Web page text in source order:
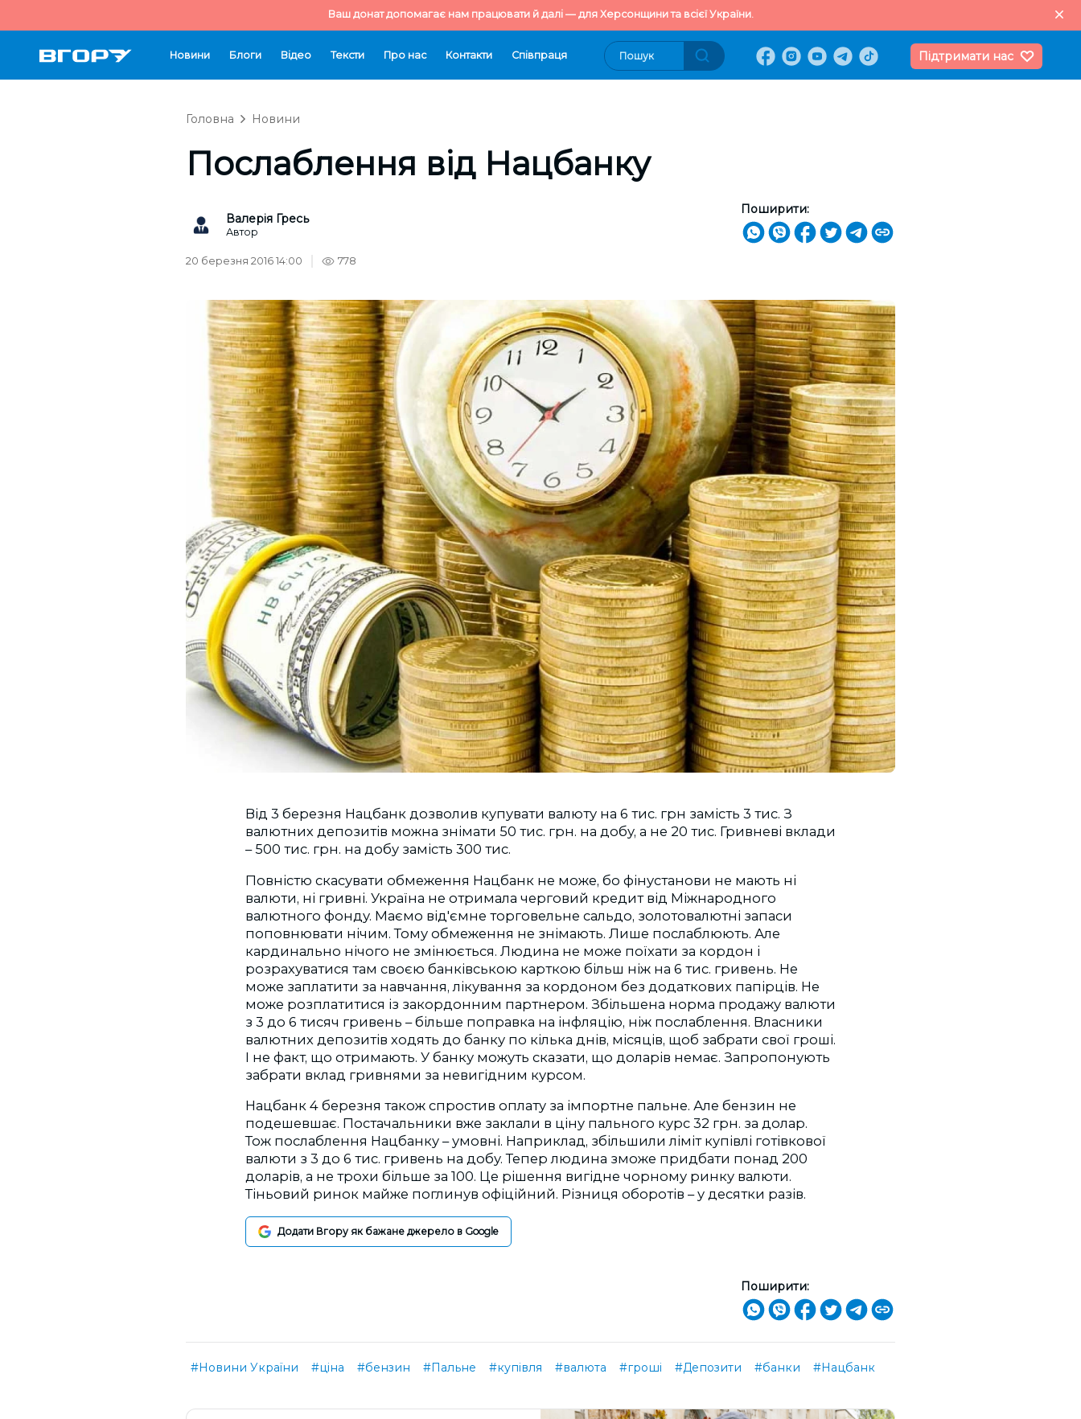
Ваш донат допомагає нам працювати й далі — для Херсонщини та всієї України.
Новини Блоги Відео Тексти Про нас Контакти Cпівпраця Підтримати нас
Головна Новини
Послаблення від Нацбанку
Валерія Гресь
Автор
Поширити:
20 березня 2016 14:00 778
Від 3 березня Нацбанк дозволив купувати валюту на 6 тис. грн замість 3 тис. З
валютних депозитів можна знімати 50 тис. грн. на добу, а не 20 тис. Гривневі вклади
– 500 тис. грн. на добу замість 300 тис.
Повністю скасувати обмеження Нацбанк не може, бо фінустанови не мають ні
валюти, ні гривні. Україна не отримала черговий кредит від Міжнародного
валютного фонду. Маємо від'ємне торговельне сальдо, золотовалютні запаси
поповнювати нічим. Тому обмеження не знімають. Лише послаблюють. Але
кардинально нічого не змінюється. Людина не може поїхати за кордон і
розрахуватися там своєю банківською карткою більш ніж на 6 тис. гривень. Не
може заплатити за навчання, лікування за кордоном без додаткових папірців. Не
може розплатитися із закордонним партнером. Збільшена норма продажу валюти
з 3 до 6 тисяч гривень – більше поправка на інфляцію, ніж послаблення. Власники
валютних депозитів ходять до банку по кілька днів, місяців, щоб забрати свої гроші.
І не факт, що отримають. У банку можуть сказати, що доларів немає. Запропонують
забрати вклад гривнями за невигідним курсом.
Нацбанк 4 березня також спростив оплату за імпортне пальне. Але бензин не
подешевшає. Постачальники вже заклали в ціну пального курс 32 грн. за долар.
Тож послаблення Нацбанку – умовні. Наприклад, збільшили ліміт купівлі готівкової
валюти з 3 до 6 тис. гривень на добу. Тепер людина зможе придбати понад 200
доларів, а не трохи більше за 100. Це рішення вигідне чорному ринку валюти.
Тіньовий ринок майже поглинув офіційний. Різниця оборотів – у десятки разів.
Додати Вгору як бажане джерело в Google
Поширити:
#Новини України #ціна #бензин #Пальне #купівля #валюта #гроші #Депозити #банки #Нацбанк